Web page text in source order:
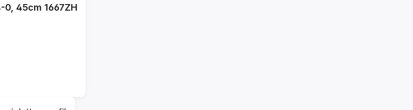
ETHILON, black, monofilament, 1xPS-2 PRIME MP, 4-0, 45cm 1667ZH